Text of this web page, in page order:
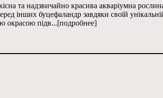
та надзвичайно красива акваріумна
інших буцефаландр завдяки своїй
окрасою підв...[подробнее]